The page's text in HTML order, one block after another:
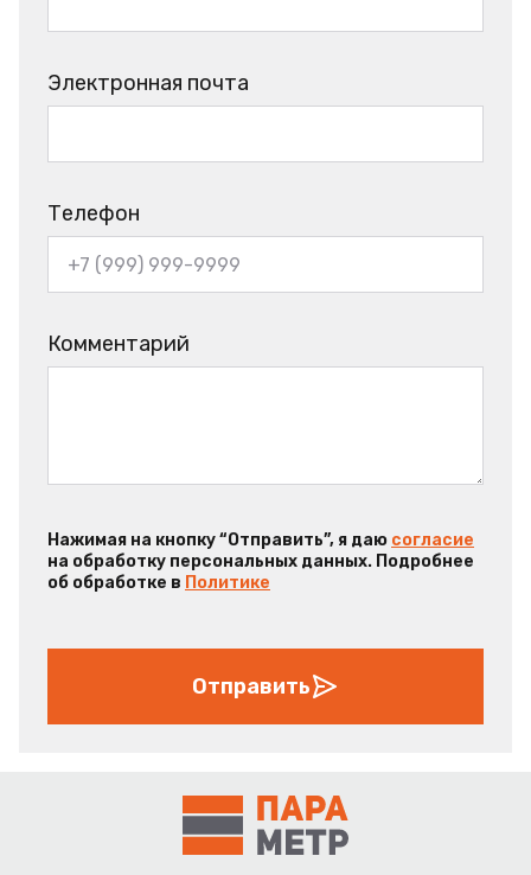
Электронная почта
Телефон
Комментарий
Нажимая на кнопку “Отправить”, я даю согласие
на обработку персональных данных. Подробнее
об обработке в Политике
Отправить